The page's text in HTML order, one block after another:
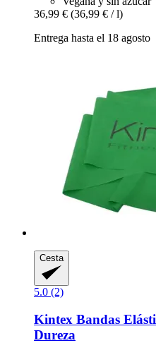
36,99 € (36,99 € / l)
Entrega hasta el 18 agosto
Cesta
5.0 (2)
Kintex Bandas
Dureza